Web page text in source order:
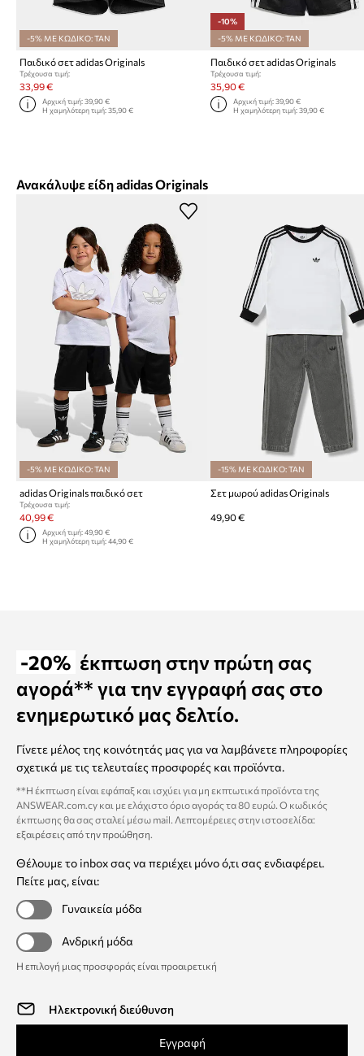
-5% ΜΕ ΚΩΔΙΚΟ: TAN
Παιδικό σετ adidas Originals
Τρέχουσα τιμή:
33,99 €
Αρχική τιμή:39,90 €
Η χαμηλότερη τιμή:35,90 €
-10%
-5% ΜΕ ΚΩΔΙΚΟ: TAN
Παιδικό σετ adidas Originals
Τρέχουσα τιμή:
35,90 €
Αρχική τιμή: 39,90 €
Η χαμηλότερη τιμή: 39,90 €
Ανακάλυψε είδη adidas Originals
-5% ΜΕ ΚΩΔΙΚΟ: TAN
adidas Originals παιδικό σετ
Τρέχουσα τιμή:
40,99 €
Αρχική τιμή:49,90 €
Η χαμηλότερη τιμή:44,90 €
-15% ΜΕ ΚΩΔΙΚΟ: TAN
Σετ μωρού adidas Originals
49,90 €
-20% έκπτωση στην πρώτη σας
αγορά** για την εγγραφή σας στο
ενημερωτικό μας δελτίο.
Γίνετε μέλος της κοινότητάς μας για να λαμβάνετε πληροφορίες
σχετικά με τις τελευταίες προσφορές και προϊόντα.
**Η έκπτωση είναι εφάπαξ και ισχύει για μη εκπτωτικά προϊόντα της
ANSWEAR.com.cy και με ελάχιστο όριο αγοράς τα 80 ευρώ. Ο κωδικός
έκπτωσης θα σας σταλεί μέσω mail. Λεπτομέρειες στην ιστοσελίδα:
εξαιρέσεις από την προώθηση.
Θέλουμε το inbox σας να περιέχει μόνο ό,τι σας ενδιαφέρει.
Πείτε μας, είναι:
Γυναικεία μόδα
Ανδρική μόδα
Η επιλογή μιας προσφοράς είναι προαιρετική
Εγγραφή